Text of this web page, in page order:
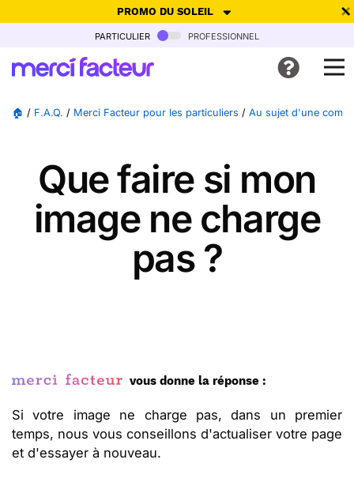
PROMO DU SOLEIL
-30% de réduction avec le code SUMMER26pour envoyer des
particulier professionnel
🏠 / F.A.Q. / Merci Facteur pour les particuliers / Au sujet d'une
Que faire si mon
image ne charge
pas ?
vous donne la réponse :
Si votre image ne charge pas, dans un premier
temps, nous vous conseillons d'actualiser votre page
et d'essayer à nouveau.